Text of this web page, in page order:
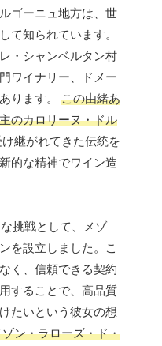
ゴーニュ地方は、世
て知られています。
・シャンベルタン村
ワイナリー、ドメー
ります。 この由緒あ
のカロリーヌ・ドル
継がれてきた伝統を
的な精神でワイン造
挑戦として、メゾ
を設立しました。こ
く、信頼できる契約
することで、高品質
たいという彼女の想
ゾン・ラローズ・ド・